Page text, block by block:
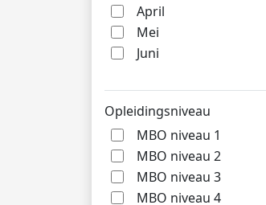
April
Mei
Juni
Opleidingsniveau
MBO niveau 1
MBO niveau 2
MBO niveau 3
MBO niveau 4